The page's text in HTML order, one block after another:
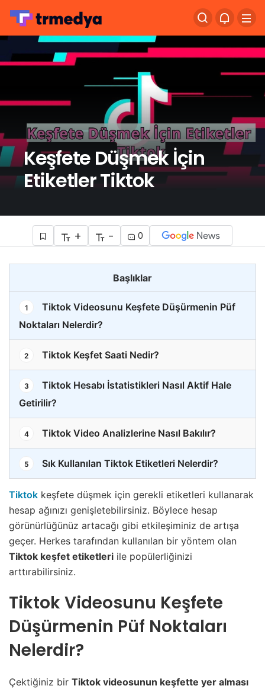
Keşfete Düşmek İçin
Etiketler Tiktok
+ - 0
Başlıklar
1
Tiktok Videosunu Keşfete Düşürmenin Püf
Noktaları Nelerdir?
2 Tiktok Keşfet Saati Nedir?
3
Tiktok Hesabı İstatistikleri Nasıl Aktif Hale
Getirilir?
4 Tiktok Video Analizlerine Nasıl Bakılır?
5 Sık Kullanılan Tiktok Etiketleri Nelerdir?
Tiktok keşfete düşmek için gerekli etiketleri kullanarak
hesap ağınızı genişletebilirsiniz. Böylece hesap
görünürlüğünüz artacağı gibi etkileşiminiz de artışa
geçer. Herkes tarafından kullanılan bir yöntem olan
Tiktok keşfet etiketleri ile popülerliğinizi
arttırabilirsiniz.
Tiktok Videosunu Keşfete
Düşürmenin Püf Noktaları
Nelerdir?
Çektiğiniz bir Tiktok videosunun keşfette yer alması